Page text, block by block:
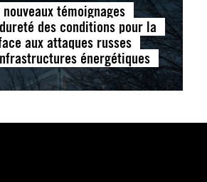
témoignages
des conditions pour la
aux attaques russes
énergétiques